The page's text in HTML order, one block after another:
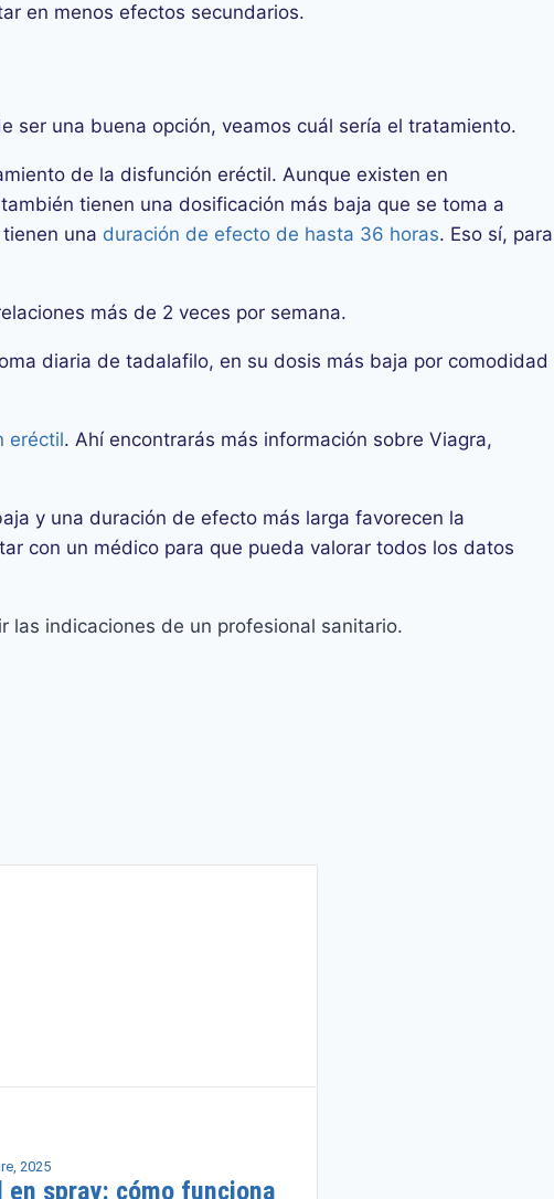
en menos efectos secundarios.
ser una buena opción, veamos cuál sería el tratamiento.
de la disfunción eréctil. Aunque existen en
tienen una dosificación más baja que se toma a
una duración de efecto de hasta 36 horas. Eso sí, para
más de 2 veces por semana.
diaria de tadalafilo, en su dosis más baja por comodidad
eréctil. Ahí encontrarás más información sobre Viagra,
y una duración de efecto más larga favorecen la
con un médico para que pueda valorar todos los datos
las indicaciones de un profesional sanitario.
2025
en spray: cómo funciona